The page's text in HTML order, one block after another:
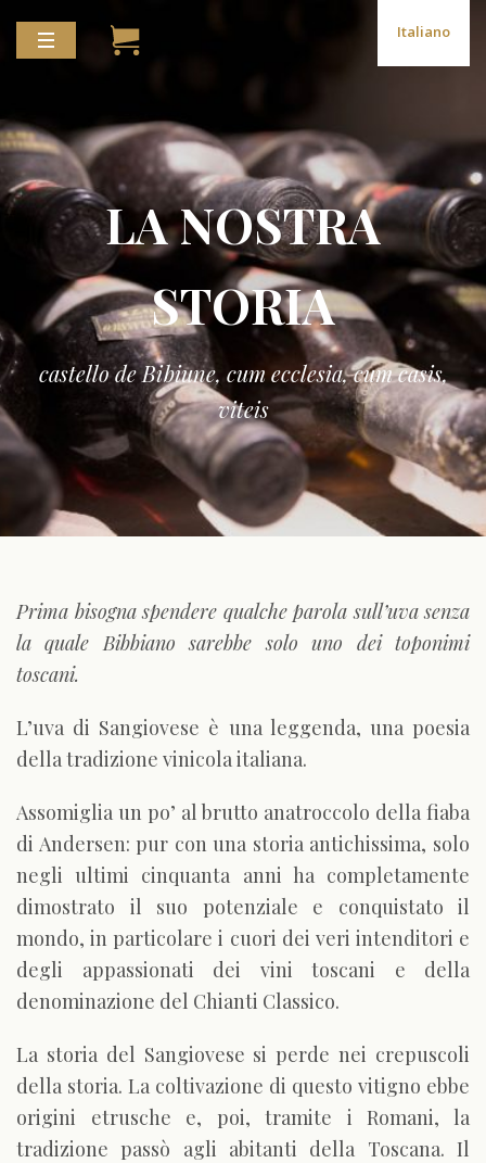
Italiano
LA NOSTRA
STORIA
castello de Bibiune, cum ecclesia, cum casis,
viteis
Prima bisogna spendere qualche parola sull’uva senza
la quale Bibbiano sarebbe solo uno dei toponimi
toscani.
L’uva di Sangiovese è una leggenda, una poesia
della tradizione vinicola italiana.
Assomiglia un po’ al brutto anatroccolo della fiaba
di Andersen: pur con una storia antichissima, solo
negli ultimi cinquanta anni ha completamente
dimostrato il suo potenziale e conquistato il
mondo, in particolare i cuori dei veri intenditori e
degli appassionati dei vini toscani e della
denominazione del Chianti Classico.
La storia del Sangiovese si perde nei crepuscoli
della storia. La coltivazione di questo vitigno ebbe
origini etrusche e, poi, tramite i Romani, la
tradizione passò agli abitanti della Toscana. Il